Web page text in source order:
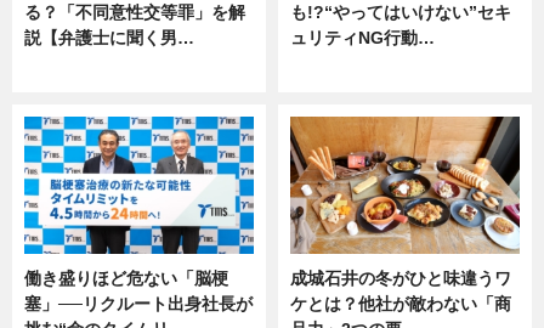
る？「不同意性交等罪」を解
説【弁護士に聞く男…
も!?“やってはいけない”セキ
ュリティNG行動…
働き盛りほど危ない「脳梗
塞」──リクルート出身社長が
成城石井の冬がひと味違うワ
ケとは？他社が敵わない「商